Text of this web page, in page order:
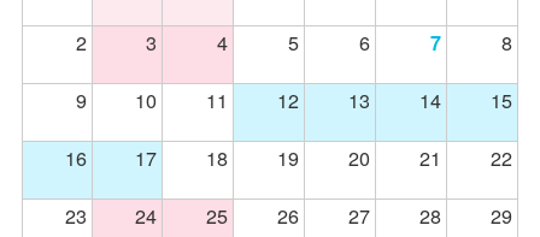
2
3 4 5 6 7
8
9
10 11 12 13 14
15
16
17 18 19 20 21
22
23
24 25 26 27 28
29